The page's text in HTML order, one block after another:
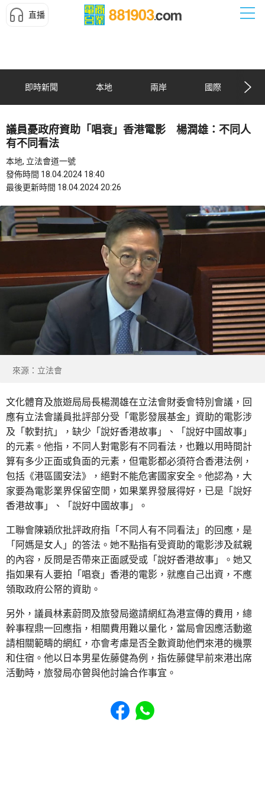
直播
即時新聞 本地 兩岸 國際
議員憂政府資助「唱衰」香港電影 楊潤雄：不同人
有不同看法
本地, 立法會道一號
發佈時間 18.04.2024 18:40
最後更新時間 18.04.2024 20:26
來源：立法會
文化體育及旅遊局局長楊潤雄在立法會財委會特別會議，回
應有立法會議員批評部分受「電影發展基金」資助的電影涉
及「軟對抗」，缺少「說好香港故事」、「說好中國故事」
的元素。他指，不同人對電影有不同看法，也難以用時間計
算有多少正面或負面的元素，但電影都必須符合香港法例，
包括《港區國安法》，絕對不能危害國家安全。他認為，大
家要為電影業界保留空間，如果業界發展得好，已是「說好
香港故事」、「說好中國故事」。
工聯會陳穎欣批評政府指「不同人有不同看法」的回應，是
「阿媽是女人」的答法。她不點指有受資助的電影涉及弒親
的內容，反問是否帶來正面感受或「說好香港故事」。她又
指如果有人要拍「唱衰」香港的電影，就應自己出資，不應
領取政府公帑的資助。
另外，議員林素蔚問及旅發局邀請網紅為港宣傳的費用，總
幹事程鼎一回應指，相關費用難以量化，當局會因應活動邀
請相關範疇的網紅，亦會考慮是否全數資助他們來港的機票
和住宿。他以日本男星佐藤健為例，指佐藤健早前來港出席
活動時，旅發局亦曾與他討論合作事宜。
Share to Facebook
Share to WhatsApp